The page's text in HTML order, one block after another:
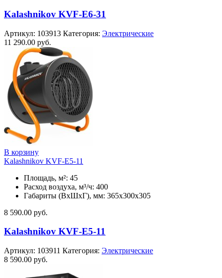
Kalashnikov KVF-E6-31
Артикул: 103913 Категория: Электрические
11 290.00 руб.
В корзину
Kalashnikov KVF-E5-11
Площадь, м²: 45
Расход воздуха, м³/ч: 400
Габариты (ВхШхГ), мм: 365x300x305
8 590.00 руб.
Kalashnikov KVF-E5-11
Артикул: 103911 Категория: Электрические
8 590.00 руб.